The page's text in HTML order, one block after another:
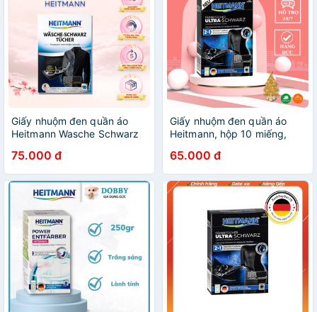
Giấy nhuộm đen quần áo
Heitmann Wasche Schwarz
75.000 đ
Giấy nhuộm đen quần áo
Heitmann, hộp 10 miếng,
65.000 đ